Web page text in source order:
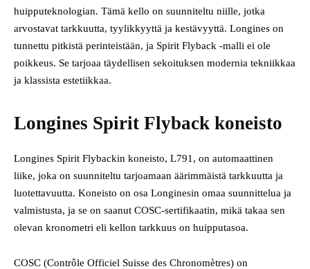
huipputeknologian. Tämä kello on suunniteltu niille, jotka
arvostavat tarkkuutta, tyylikkyyttä ja kestävyyttä. Longines on
tunnettu pitkistä perinteistään, ja Spirit Flyback -malli ei ole
poikkeus. Se tarjoaa täydellisen sekoituksen modernia tekniikkaa
ja klassista estetiikkaa.
Longines Spirit Flyback koneisto
Longines Spirit Flybackin koneisto, L791, on automaattinen
liike, joka on suunniteltu tarjoamaan äärimmäistä tarkkuutta ja
luotettavuutta. Koneisto on osa Longinesin omaa suunnittelua ja
valmistusta, ja se on saanut COSC-sertifikaatin, mikä takaa sen
olevan kronometri eli kellon tarkkuus on huipputasoa.
COSC (Contrôle Officiel Suisse des Chronomètres) on